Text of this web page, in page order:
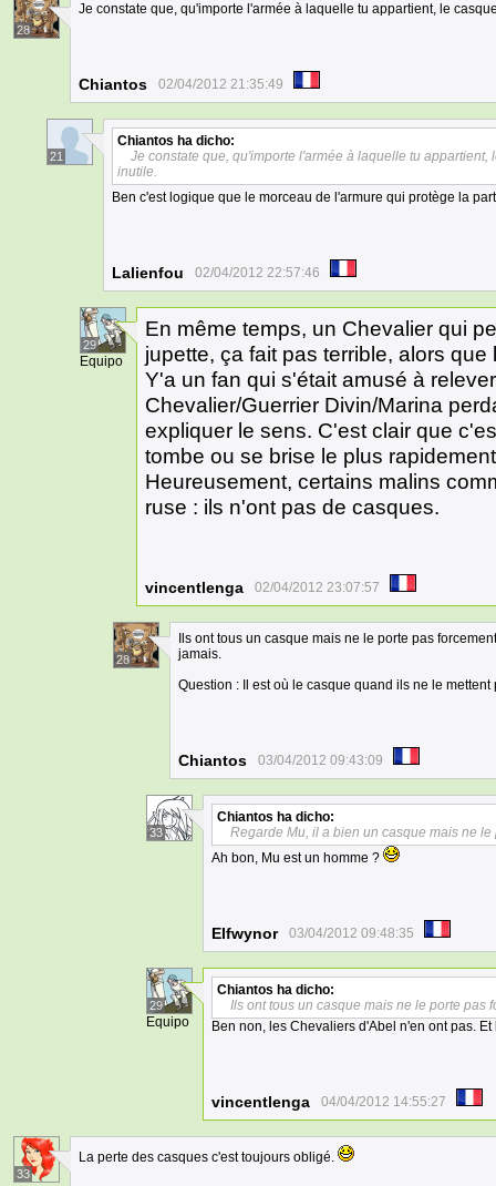
28
Je constate que, qu'importe l'armée à laquelle tu appartient, le
Chiantos 02/04/2012 21:35:49
21
Chiantos ha dicho:
Je constate que, qu'importe l'armée à laquelle tu
inutile.
Ben c'est logique que le morceau de l'armure qui protège la
Lalienfou 02/04/2012 22:57:46
29
Equipo
En même temps, un Chevalier qui
jupette, ça fait pas terrible, alors
Y'a un fan qui s'était amusé à
Chevalier/Guerrier Divin/Marina
expliquer le sens. C'est clair que
tombe ou se brise le plus
Heureusement, certains malins
ruse : ils n'ont pas de casques.
vincentlenga 02/04/2012 23:07:57
28
Ils ont tous un casque mais ne le porte pas
jamais.
Question : Il est où le casque quand ils ne le mettent
Chiantos 03/04/2012 09:43:09
33
Chiantos ha dicho:
Regarde Mu, il a bien un casque mais ne
Ah bon, Mu est un homme ?
Elfwynor 03/04/2012 09:48:35
29
Equipo
Chiantos ha dicho:
Ils ont tous un casque mais ne le porte pas
Ben non, les Chevaliers d'Abel n'en ont pas.
vincentlenga 04/04/2012 14:55:27
33
La perte des casques c'est toujours obligé.